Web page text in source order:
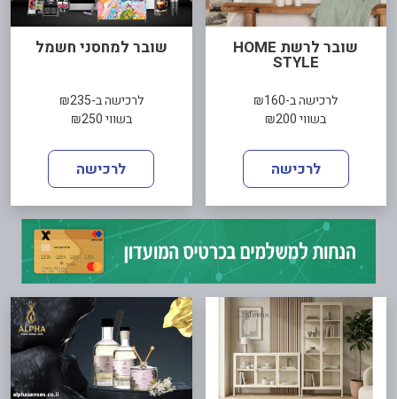
שובר לרשת HOME
STYLE
לרכישה ב-₪160
בשווי ₪200
לרכישה
שובר למחסני חשמל
לרכישה ב-₪235
בשווי ₪250
לרכישה